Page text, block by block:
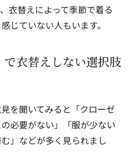
衣替えによって季節で着る
じていない人もいます。
で衣替えしない選択肢
を聞いてみると「クローゼ
必要がない」「服が少ない
」などが多く見られまし
閉じる